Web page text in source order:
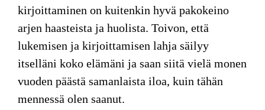
kirjoittaminen on kuitenkin hyvä pakokeino
arjen haasteista ja huolista. Toivon, että
lukemisen ja kirjoittamisen lahja säilyy
itselläni koko elämäni ja saan siitä vielä monen
vuoden päästä samanlaista iloa, kuin tähän
mennessä olen saanut.